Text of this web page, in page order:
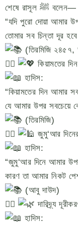
শেষে রাসূল ﷺ বলেন—
“যদি পুরো দোয়া আমার
তোমার সব চিন্তা দূর
(তিরমিজি
৩️⃣
হাদিস:
“কিয়ামতের দিন আমার
যে আমার উপর সবচেয়ে
(তিরমিজি)
৪️⃣
জুমু‘আর
হাদিস:
“জুমু‘আর দিনে আমার
কারণ তা আমার নিকট
(আবু দাউদ)
৫️⃣
দারিদ্র্য
হাদিস: